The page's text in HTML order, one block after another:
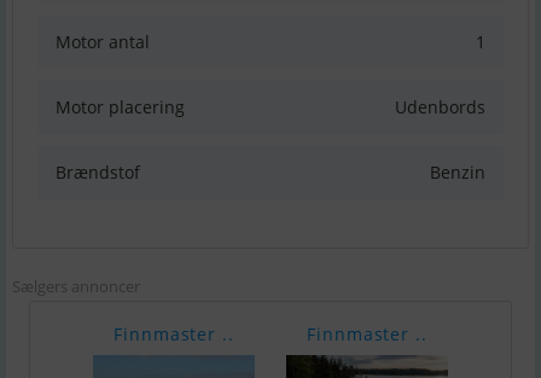
Motor antal 1
Motor placering Udenbords
Brændstof Benzin
Sælgers annoncer
Finnmaster .. Finnmaster ..